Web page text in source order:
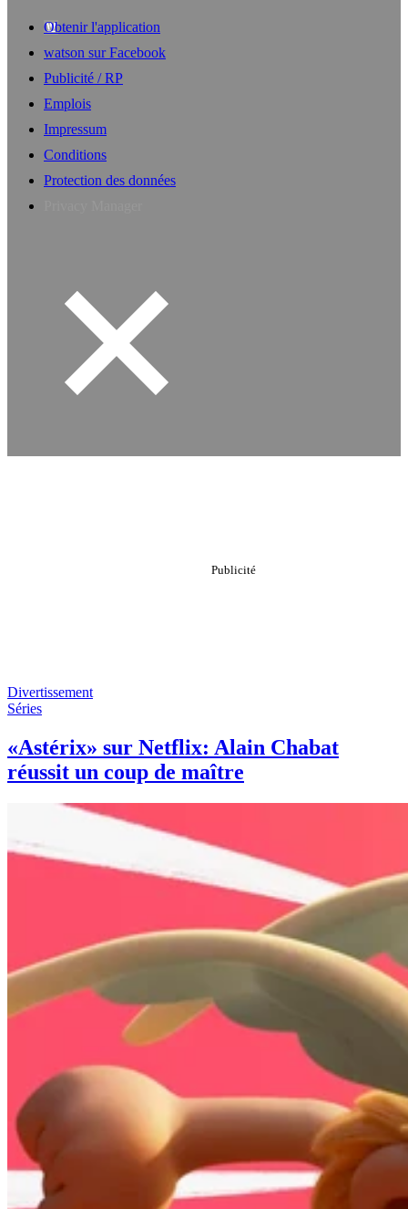
Obtenir l'application
watson sur Facebook
Publicité / RP
Emplois
Impressum
Conditions
Protection des données
Divertissement
Séries
«Astérix» sur Netflix: Alain Chabat
réussit un coup de maître